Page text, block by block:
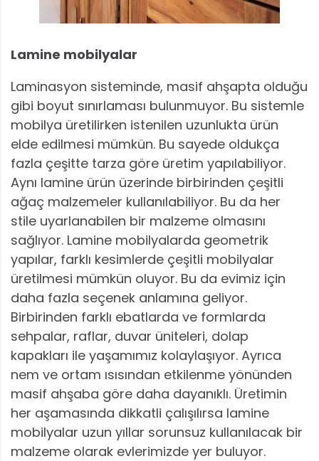
Lamine mobilyalar
Laminasyon sisteminde, masif ahşapta olduğu
gibi boyut sınırlaması bulunmuyor. Bu sistemle
mobilya üretilirken istenilen uzunlukta ürün
elde edilmesi mümkün. Bu sayede oldukça
fazla çeşitte tarza göre üretim yapılabiliyor.
Aynı lamine ürün üzerinde birbirinden çeşitli
ağaç malzemeler kullanılabiliyor. Bu da her
stile uyarlanabilen bir malzeme olmasını
sağlıyor. Lamine mobilyalarda geometrik
yapılar, farklı kesimlerde çeşitli mobilyalar
üretilmesi mümkün oluyor. Bu da evimiz için
daha fazla seçenek anlamına geliyor.
Birbirinden farklı ebatlarda ve formlarda
sehpalar, raflar, duvar üniteleri, dolap
kapakları ile yaşamımız kolaylaşıyor. Ayrıca
nem ve ortam ısısından etkilenme yönünden
masif ahşaba göre daha dayanıklı. Üretimin
her aşamasında dikkatli çalışılırsa lamine
mobilyalar uzun yıllar sorunsuz kullanılacak bir
malzeme olarak evlerimizde yer buluyor.